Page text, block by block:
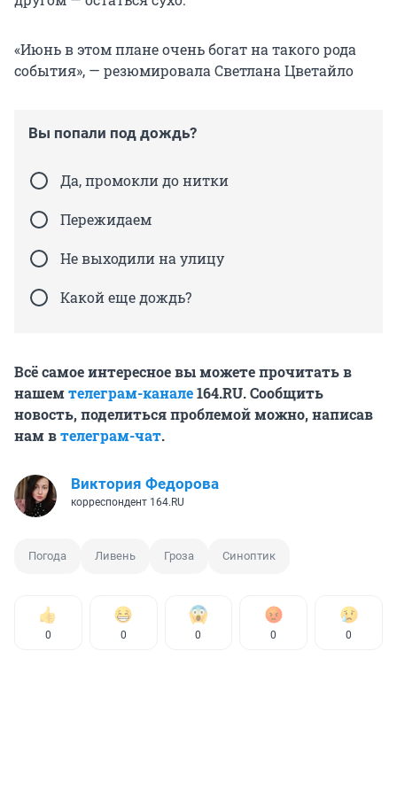
«Июнь в этом плане очень богат на такого рода
события», — резюмировала Светлана Цветайло
Вы попали под дождь?
Да, промокли до нитки
Пережидаем
Не выходили на улицу
Какой еще дождь?
Всё самое интересное вы можете прочитать в
нашемтелеграм-канале164.RU. Сообщить
новость, поделиться проблемой можно, написав
нам втелеграм-чат.
Виктория Федорова
корреспондент 164.RU
Погода Ливень Гроза Синоптик
0 0 0 0 0